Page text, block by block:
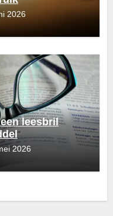
2026
leesbril
2026